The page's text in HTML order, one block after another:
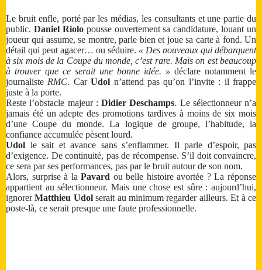
Le bruit enfle, porté par les médias, les consultants et une partie du
public. Daniel Riolopousse ouvertement sa candidature, louant un
joueur qui assume, se montre, parle bien et joue sa carte à fond. Un
détail qui peut agacer… ou séduire. « Des nouveaux qui débarquent
à six mois de la Coupe du monde, c’est rare. Mais on est beaucoup
à trouver que ce serait une bonne idée. » déclare notamment le
journaliste RMC. CarUdol n’attend pas qu’on l’invite : il frappe
juste à la porte.
Reste l’obstacle majeur : Didier Deschamps. Le sélectionneur n’a
jamais été un adepte des promotions tardives à moins de six mois
d’une Coupe du monde. La logique de groupe, l’habitude, la
confiance accumulée pèsent lourd.
Udol le sait et avance sans s’enflammer. Il parle d’espoir, pas
d’exigence. De continuité, pas de récompense. S’il doit convaincre,
ce sera par ses performances, pas par le bruit autour de son nom.
Alors, surprise à laPavard ou belle histoire avortée ? La réponse
appartient au sélectionneur. Mais une chose est sûre : aujourd’hui,
ignorerMatthieu Udolserait au minimum regarder ailleurs. Et à ce
poste-là, ce serait presque une faute professionnelle.